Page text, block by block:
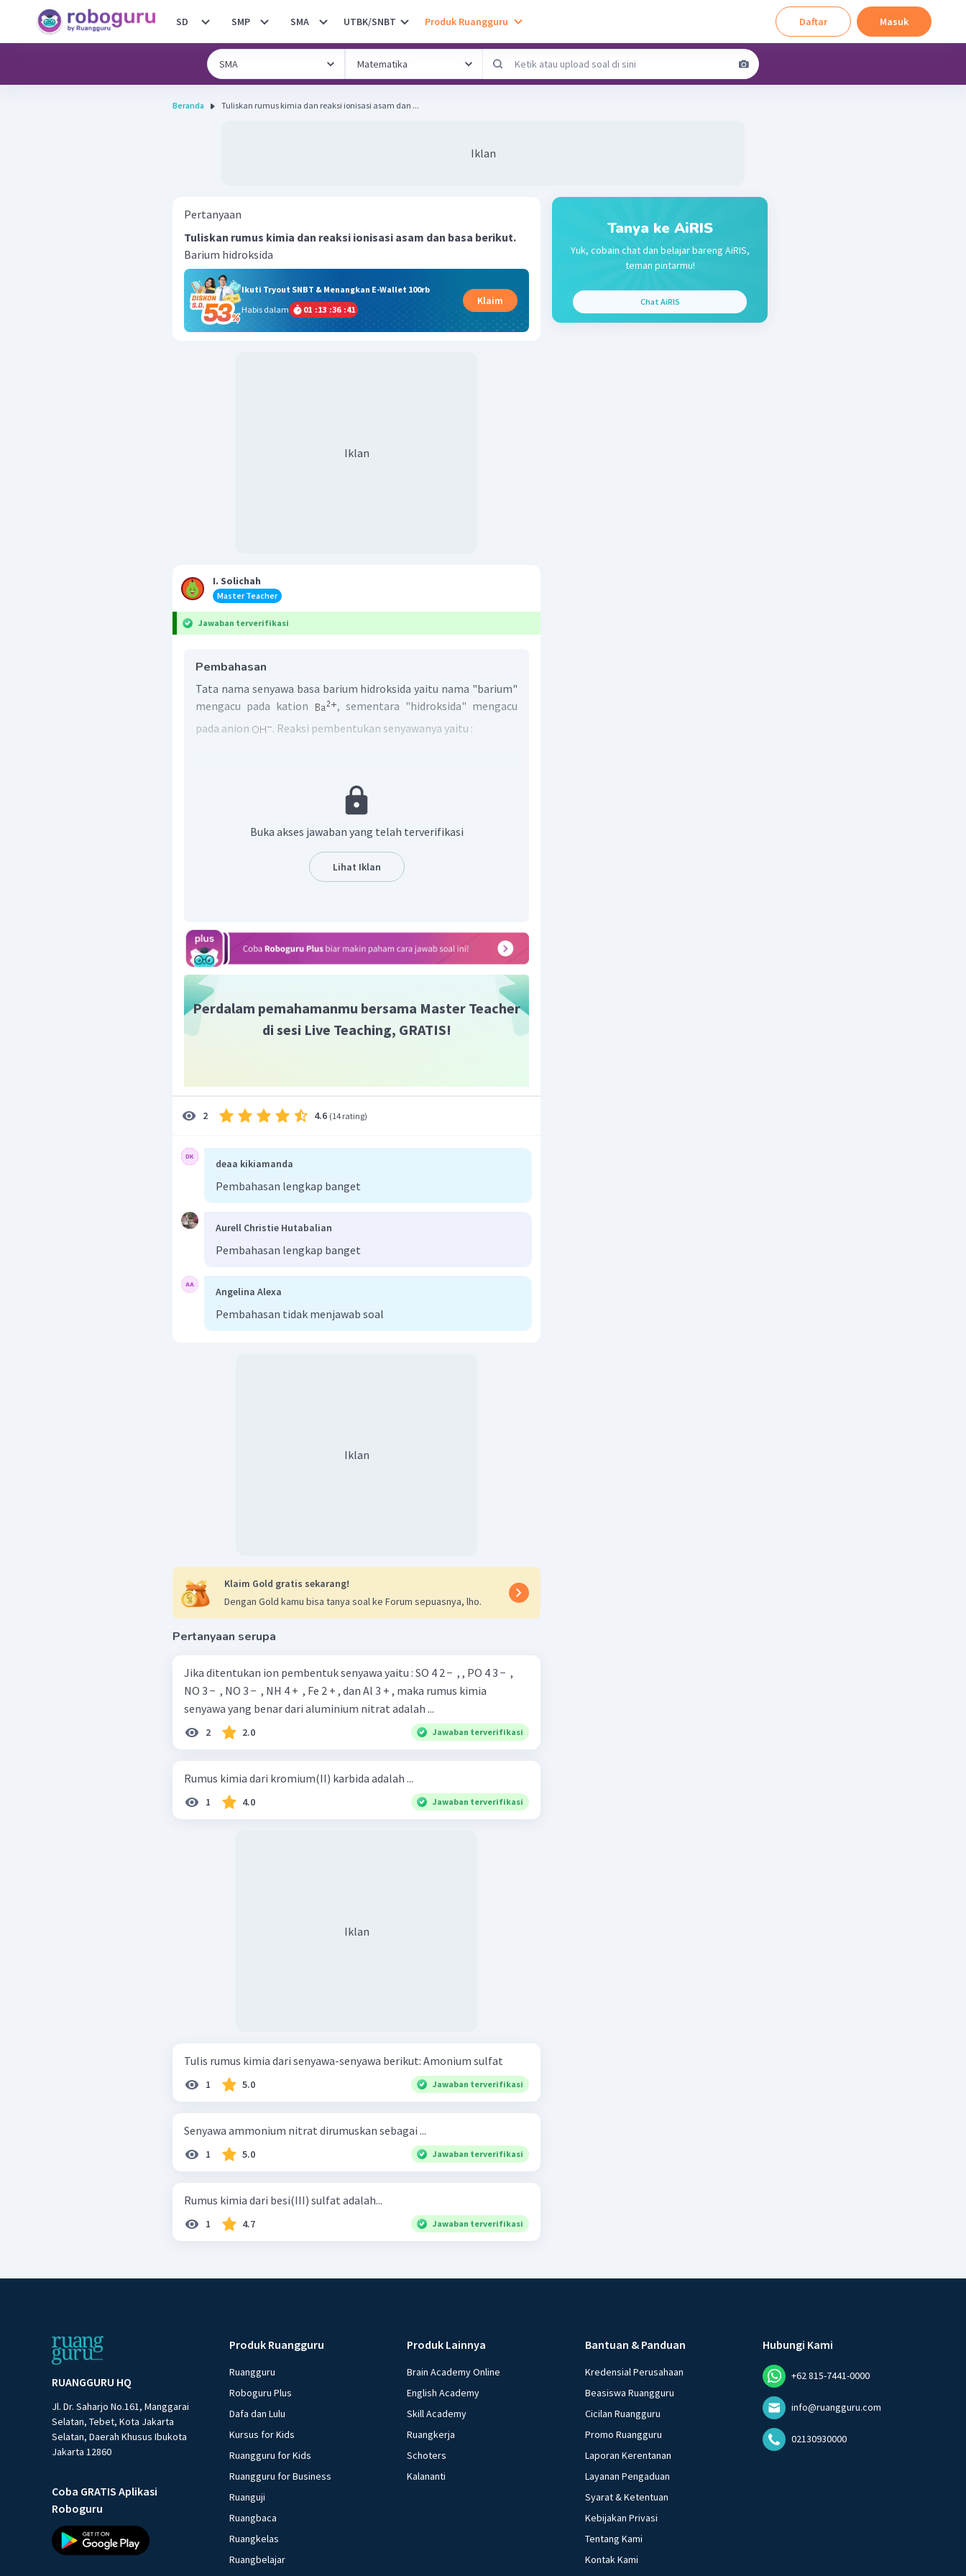
SD SMP SMA UTBK/SNBT Produk Ruangguru Daftar Masuk
Beranda Tuliskan rumus kimia dan reaksi ionisasi asam dan ...
Iklan
Pertanyaan
Tuliskan rumus kimia dan reaksi ionisasi asam dan basa berikut.
Barium hidroksida
Ikuti Tryout SNBT & Menangkan E-Wallet 100rb
Habis dalam
01 :13 :36 :40
Klaim
Iklan
I. Solichah
Master Teacher
Jawaban terverifikasi
Pembahasan
Tata nama senyawa basa barium hidroksida yaitu nama "barium"
mengacu pada kation
, sementara "hidroksida" mengacu
pada anion
. Reaksi pembentukan senyawanya yaitu :
Maka, rumus kimia dari barium hidroksida adalah
ionisasinya merupakan kebalikan dari reaksi pembentukannya,
sehingga dapat dituliskan sebagai berikut.
reaksi ionisasinya yaitu
.
Buka akses jawaban yang telah terverifikasi
Lihat Iklan
Perdalam pemahamanmu bersama Master Teacher
di sesi Live Teaching, GRATIS!
2 4.6 (14 rating)
deaa kikiamanda
Pembahasan lengkap banget
Aurell Christie Hutabalian
Pembahasan lengkap banget
Angelina Alexa
Pembahasan tidak menjawab soal
Iklan
Klaim Gold gratis sekarang!
Dengan Gold kamu bisa tanya soal ke Forum sepuasnya, lho.
Pertanyaan serupa
Jika ditentukan ion pembentuk senyawa yaitu : SO 4 2 − ​ , , PO 4 3 − ​ ,
NO 3 − ​ , NO 3 − ​ , NH 4 + ​ , Fe 2 + , dan Al 3 + , maka rumus kimia
senyawa yang benar dari aluminium nitrat adalah ...
2 2.0 Jawaban terverifikasi
Rumus kimia dari kromium(II) karbida adalah ...
1 4.0 Jawaban terverifikasi
Iklan
Tulis rumus kimia dari senyawa-senyawa berikut: Amonium sulfat
1 5.0 Jawaban terverifikasi
Senyawa ammonium nitrat dirumuskan sebagai ...
1 5.0 Jawaban terverifikasi
Rumus kimia dari besi(III) sulfat adalah...
1 4.7 Jawaban terverifikasi
Tanya ke AiRIS
Yuk, cobain chat dan belajar bareng AiRIS,
teman pintarmu!
Chat AiRIS
RUANGGURU HQ
Jl. Dr. Saharjo No.161, Manggarai
Selatan, Tebet, Kota Jakarta
Selatan, Daerah Khusus Ibukota
Jakarta 12860
Coba GRATIS Aplikasi
Roboguru
Produk Ruangguru
Ruangguru
Roboguru Plus
Dafa dan Lulu
Kursus for Kids
Ruangguru for Kids
Ruangguru for Business
Ruanguji
Ruangbaca
Ruangkelas
Ruangbelajar
Produk Lainnya
Brain Academy Online
English Academy
Skill Academy
Ruangkerja
Schoters
Kalananti
Bantuan & Panduan
Kredensial Perusahaan
Beasiswa Ruangguru
Cicilan Ruangguru
Promo Ruangguru
Laporan Kerentanan
Layanan Pengaduan
Syarat & Ketentuan
Kebijakan Privasi
Tentang Kami
Kontak Kami
Hubungi Kami
+62 815-7441-0000
info@ruangguru.com
02130930000